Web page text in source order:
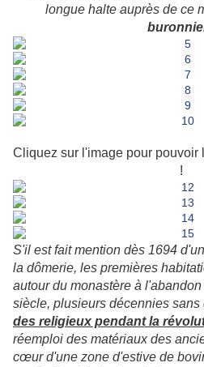
longue halte auprès de ce
Cliquez sur l'image pour pouvoir
!
S'il est fait mention dès 1694
la dômerie, les premières
autour du monastère à
siècle, plusieurs décennies sans
des religieux pendant la
réemploi des matériaux des
cœur d'une zone d'estive de